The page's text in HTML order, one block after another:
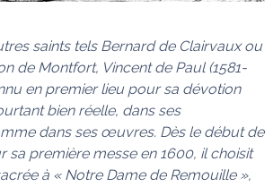
saints tels Bernard de Clairvaux ou
de Montfort, Vincent de Paul (1581-
en premier lieu pour sa dévotion
bien réelle, dans ses
dans ses œuvres. Dès le début de
sa première messe en 1600, il choisit
à « Notre Dame de Remouille »,